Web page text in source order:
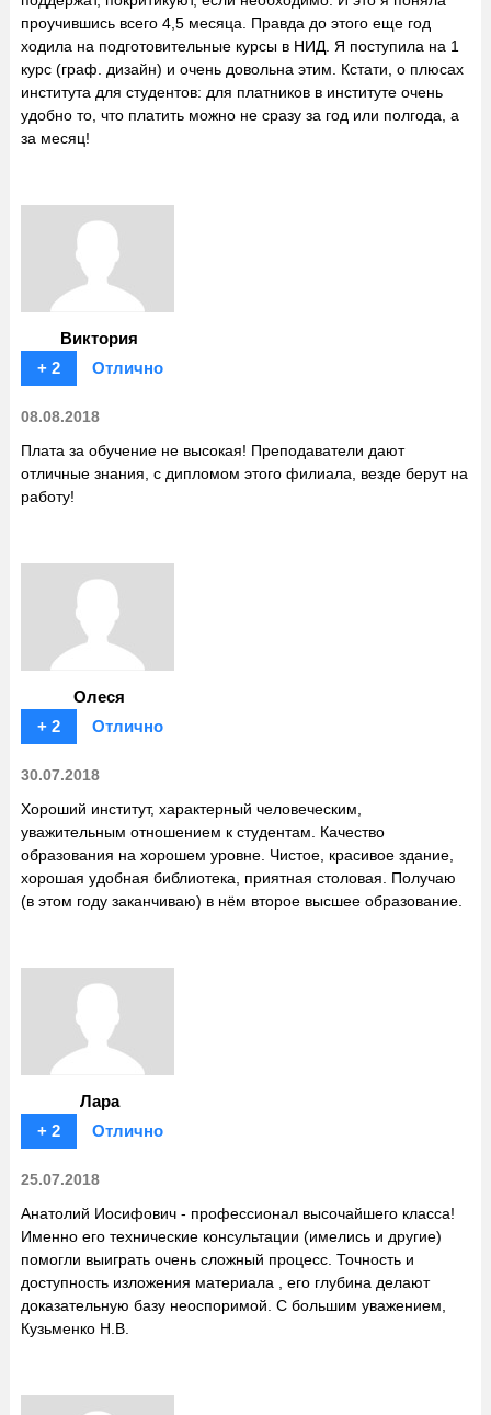
проучившись всего 4,5 месяца. Правда до этого еще год
ходила на подготовительные курсы в НИД. Я поступила на 1
курс (граф. дизайн) и очень довольна этим. Кстати, о плюсах
института для студентов: для платников в институте очень
удобно то, что платить можно не сразу за год или полгода, а
за месяц!
Виктория
+ 2
Отлично
08.08.2018
Плата за обучение не высокая! Преподаватели дают
отличные знания, с дипломом этого филиала, везде берут на
работу!
Олеся
+ 2
Отлично
30.07.2018
Хороший институт, характерный человеческим,
уважительным отношением к студентам. Качество
образования на хорошем уровне. Чистое, красивое здание,
хорошая удобная библиотека, приятная столовая. Получаю
(в этом году заканчиваю) в нём второе высшее образование.
Лара
+ 2
Отлично
25.07.2018
Анатолий Иосифович - профессионал высочайшего класса!
Именно его технические консультации (имелись и другие)
помогли выиграть очень сложный процесс. Точность и
доступность изложения материала , его глубина делают
доказательную базу неоспоримой. С большим уважением,
Кузьменко Н.В.